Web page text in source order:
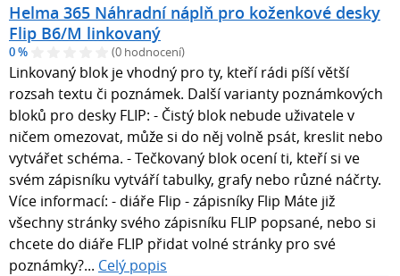
Helma 365 Náhradní náplň pro koženkové desky
Flip B6/M linkovaný
0 % (0 hodnocení)
Linkovaný blok je vhodný pro ty, kteří rádi píší větší
rozsah textu či poznámek. Další varianty poznámkových
bloků pro desky FLIP: - Čistý blok nebude uživatele v
ničem omezovat, může si do něj volně psát, kreslit nebo
vytvářet schéma. - Tečkovaný blok ocení ti, kteří si ve
svém zápisníku vytváří tabulky, grafy nebo různé náčrty.
Více informací: - diáře Flip - zápisníky Flip Máte již
všechny stránky svého zápisníku FLIP popsané, nebo si
chcete do diáře FLIP přidat volné stránky pro své
poznámky?... Celý popis